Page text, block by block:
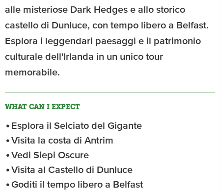
alle misteriose Dark Hedges e allo storico
castello di Dunluce, con tempo libero a Belfast.
Esplora i leggendari paesaggi e il patrimonio
culturale dell'Irlanda in un unico tour
memorabile.
WHAT CAN I EXPECT
Esplora il Selciato del Gigante
Visita la costa di Antrim
Vedi Siepi Oscure
Visita al Castello di Dunluce
Goditi il tempo libero a Belfast